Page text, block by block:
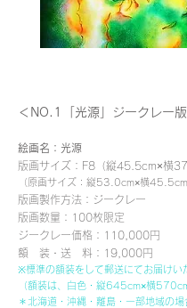
＜NO.1「光源」ジークレー
絵画名：光源
版画サイズ：F8（縦45.5cm×横
（原画サイズ：縦53.0cm×横45.5cm
版画製作方法：ジークレー
版画数量：100枚限定
ジークレー価格：110,000円
額 装・送 料：19,000円
※標準の額装をして郵送にてお届けい
（額装は、白色・縦645cm×横
＊北海道・沖縄・離島・一部地域の